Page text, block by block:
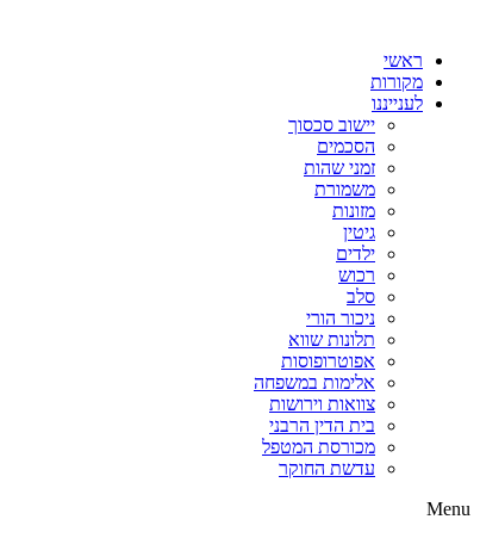
ראשי
מקורות
לענייננו
יישוב סכסוך
הסכמים
זמני שהות
משמורת
מזונות
גיטין
ילדים
רכוש
סלב
ניכור הורי
תלונות שווא
אפוטרופוסות
אלימות במשפחה
צוואות וירושות
בית הדין הרבני
מכורסת המטפל
עדשת החוקר
Menu